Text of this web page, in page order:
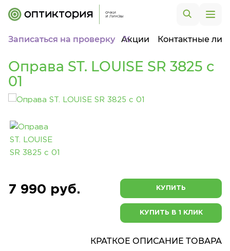
Записаться на проверку Акции Контактные
Оправа ST. LOUISE SR 3825 c
01
7 990 руб. КУПИТЬ
КУПИТЬ В 1 КЛИК
КРАТКОЕ ОПИСАНИЕ ТОВАРА